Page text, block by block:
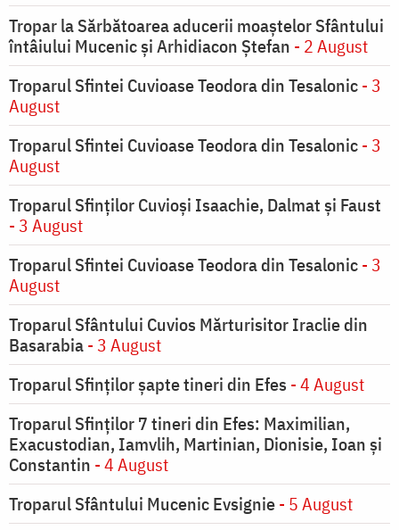
Tropar la Sărbătoarea aducerii moaştelor Sfântului
întâiului Mucenic şi Arhidiacon Ştefan - 2 August
Troparul Sfintei Cuvioase Teodora din Tesalonic- 3
August
Troparul Sfintei Cuvioase Teodora din Tesalonic- 3
August
Troparul Sfinţilor Cuvioşi Isaachie, Dalmat şi Faust
- 3 August
Troparul Sfintei Cuvioase Teodora din Tesalonic- 3
August
Troparul Sfântului Cuvios Mărturisitor Iraclie din
Basarabia- 3 August
Troparul Sfinţilor şapte tineri din Efes - 4 August
Troparul Sfinţilor 7 tineri din Efes: Maximilian,
Exacustodian, Iamvlih, Martinian, Dionisie, Ioan şi
Constantin - 4 August
Troparul Sfântului Mucenic Evsignie- 5 August